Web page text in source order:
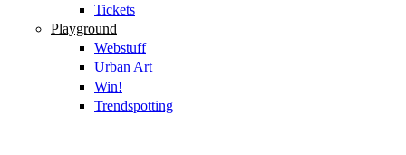
Tickets
Playground
Webstuff
Urban Art
Win!
Trendspotting